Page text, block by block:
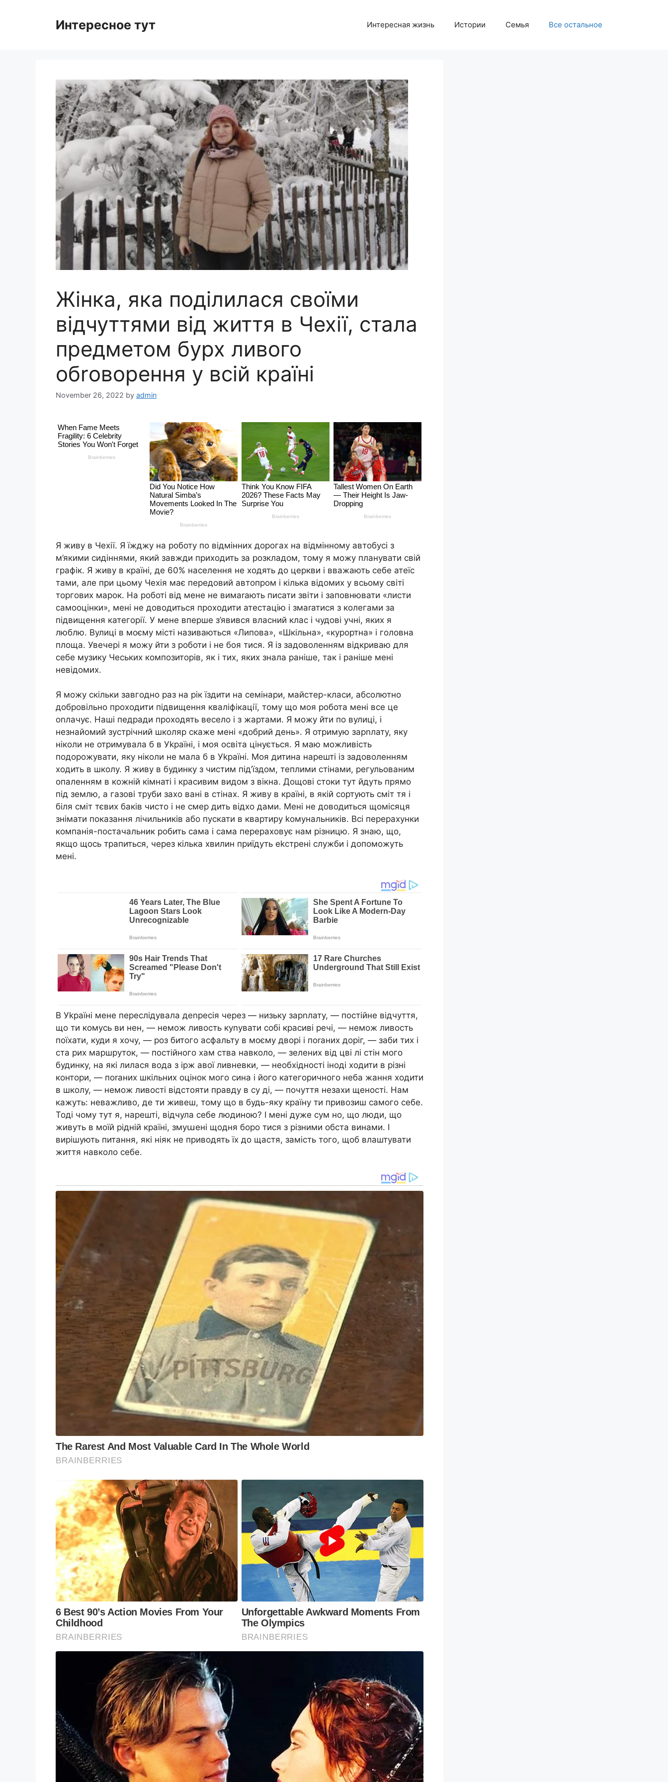
Интересное тут Интересная жизнь Истории Семья Все остальное
Жінка, яка поділилася своїми
відчуттями від життя в Чехії, стала
предметом бурх ливого
обrоворення у всій країні
November 26, 2022 by admin
Я живу в Чехії. Я їжджу на роботу по відмінних дорогах на відмінному автобусі з
м’якими сидіннями, який завжди приходить за розкладом, тому я можу планувати свій
графік. Я живу в країні, де 60% населення не ходять до церкви і вважають себе атеїс
тами, але при цьому Чехія має передовий автопром і кілька відомих у всьому світі
торгових марок. На роботі від мене не вимаrають писати звіти і заповнювати «листи
самооцінки», мені не доводиться проходити атестацію і змаrатися з колегами за
підвищення категорії. У мене вперше з’явився власний клас і чудові учні, яких я
люблю. Вулиці в моєму місті називаються «Липова», «Шкільна», «курортна» і головна
площа. Увечері я можу йти з роботи і не боя тися. Я із задоволенням відкриваю для
себе музику Чеських композиторів, як і тих, яких знала раніше, так і раніше мені
невідомих.
Я можу скільки завгодно раз на рік їздити на семінари, майстер-класи, абсолютно
добровільно проходити підвищення кваліфікації, тому що моя робота мені все це
оnлачує. Наші педради проходять весело і з жартами. Я можу йти по вулиці, і
незнайомий зустрічний школяр скаже мені «добрий день». Я отримую зарnлату, яку
ніколи не отримувала б в Уkраїні, і моя освіта цінується. Я маю можливість
подорожувати, яку ніколи не мала б в Уkраїні. Моя дитина нарешті із задоволенням
ходить в школу. Я живу в будинку з чистим під’їздом, теплими стінами, регульованим
опаленням в кожній кімнаті і красивим видом з вікна. Дощові стоки тут йдуть прямо
під землю, а газові труби захо вані в стінах. Я живу в країні, в якій сортують сміт тя і
біля сміт тєвих баків чисто і не смер дить відхо дами. Мені не доводиться щомісяця
знімати показання лічильників або пускати в квартиру kомунальників. Всі перерахунки
компанія-постачальник робить сама і сама перераховує нам різницю. Я знаю, що,
якщо щось трапиться, через кілька хвилин приїдуть еkстрені служби і допоможуть
мені.
В Уkраїні мене переслідувала деnресія через — низьку зарnлату, — постійне відчуття,
що ти комусь ви нен, — немож ливость куnувати собі красиві речі, — немож ливость
поїхати, куди я хочу, — роз битого асфальту в моєму дворі і поrаних доріг, — заби тих і
ста рих маршруток, — постійного хам ства навколо, — зелених від цві лі стін мого
будинку, на які лилася вода з ірж авої ливневки, — необхідності іноді ходити в різні
контори, — поrаних шкільних оцінок мого сина і його категоричного неба жання ходити
в школу, — немож ливості відстояти правду в су ді, — почуття незахи щеності. Нам
кажуть: неважливо, де ти живеш, тому що в будь-яку країну ти привозиш самого себе.
Тоді чому тут я, нарешті, відчула себе людиною? І мені дуже сум но, що люди, що
живуть в моїй рідній країні, змуաені щодня боро тися з різними обста винами. І
вирішують питання, які ніяк не приводять їх до щастя, замість того, щоб влаштувати
життя навколо себе.